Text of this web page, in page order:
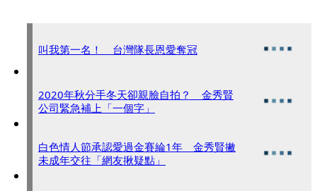
叫我第一名！ 台灣隊長恩愛奪冠
2020年秋分手冬天卻親臉自拍？ 金秀賢
公司緊急補上「一個字」
白色情人節承認愛過金賽綸1年 金秀賢撇
未成年交往「網友揪疑點」